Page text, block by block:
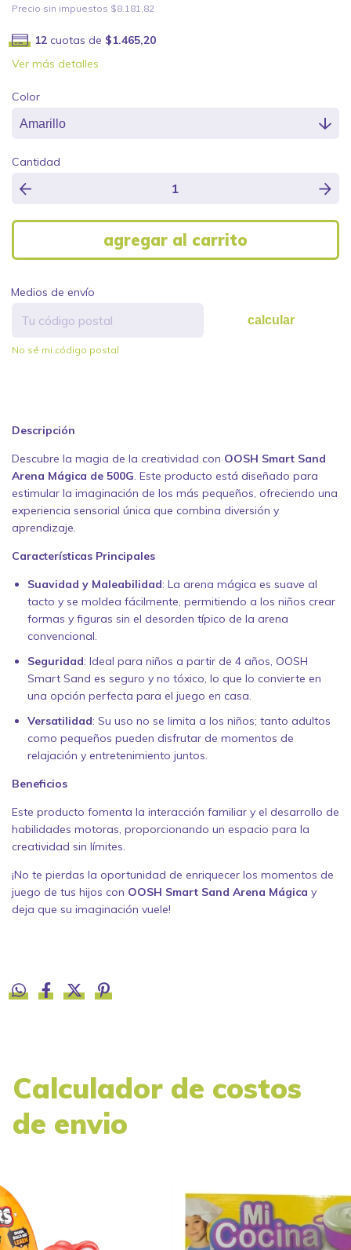
Precio sin impuestos $8.181,82
12cuotas de $1.465,20
Ver más detalles
Color
Cantidad
Medios de envío
calcular
No sé mi código postal
Descripción
Descubre la magia de la creatividad con OOSH Smart Sand
Arena Mágica de 500G. Este producto está diseñado para
estimular la imaginación de los más pequeños, ofreciendo una
experiencia sensorial única que combina diversión y
aprendizaje.
Características Principales
Suavidad y Maleabilidad: La arena mágica es suave al
tacto y se moldea fácilmente, permitiendo a los niños crear
formas y figuras sin el desorden típico de la arena
convencional.
Seguridad: Ideal para niños a partir de 4 años, OOSH
Smart Sand es seguro y no tóxico, lo que lo convierte en
una opción perfecta para el juego en casa.
Versatilidad: Su uso no se limita a los niños; tanto adultos
como pequeños pueden disfrutar de momentos de
relajación y entretenimiento juntos.
Beneficios
Este producto fomenta la interacción familiar y el desarrollo de
habilidades motoras, proporcionando un espacio para la
creatividad sin límites.
¡No te pierdas la oportunidad de enriquecer los momentos de
juego de tus hijos con OOSH Smart Sand Arena Mágica y
deja que su imaginación vuele!
Calculador de costos
de envio